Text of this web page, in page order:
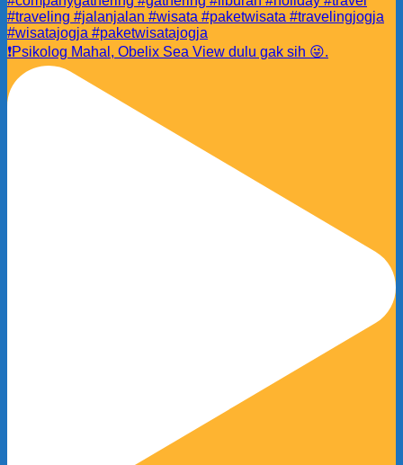
❗️Psikolog Mahal, Obelix Sea View dulu gak sih 😜.